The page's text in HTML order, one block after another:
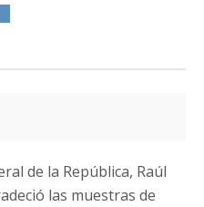
de la República, Raúl
las muestras de